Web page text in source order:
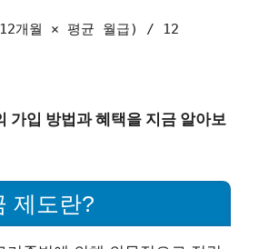
개월 × 평균 월급) / 12
가입 방법과 혜택을 지금 알아보
제도란?